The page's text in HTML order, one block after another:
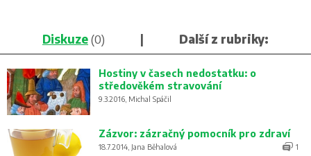
Diskuze(0) | Další z rubriky:
Hostiny v časech nedostatku: o
středověkém stravování
9.3.2016, Michal Spáčil
Zázvor: zázračný pomocník pro zdraví
18.7.2014, Jana Běhalová 1